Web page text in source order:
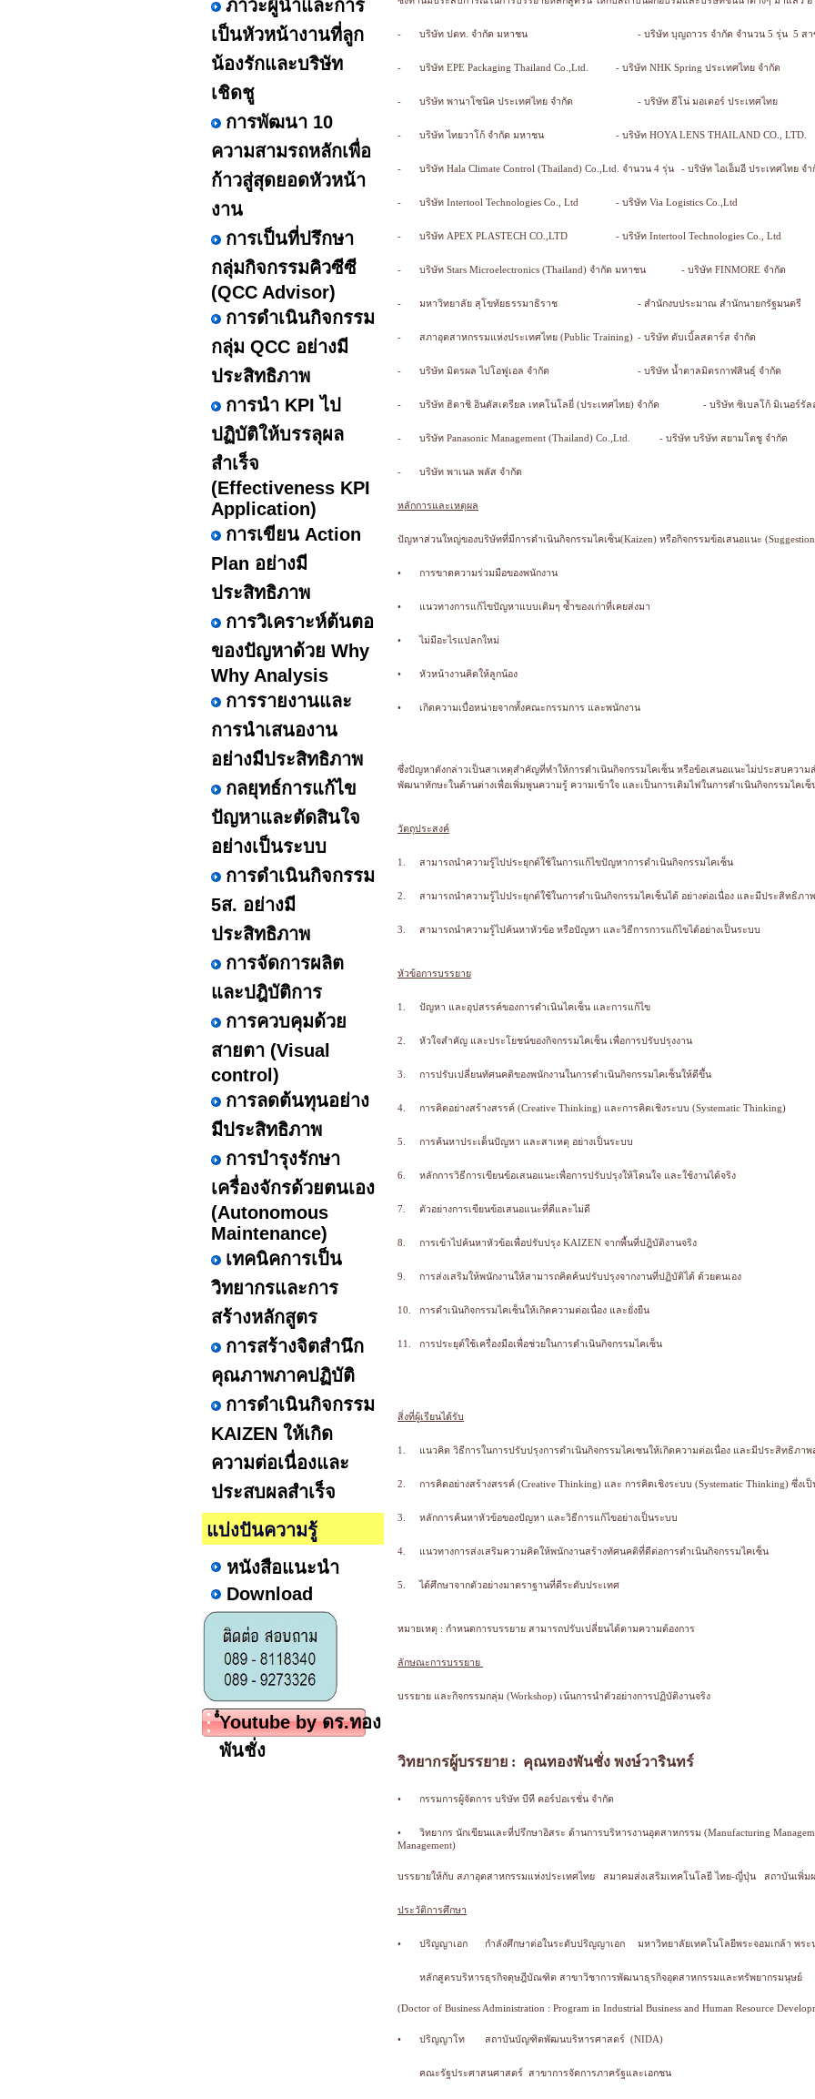
ภาวะผู้นำและการ
เป็นหัวหน้างานที่ลูก
น้องรักและบริษัท
เชิดชู
การพัฒนา 10
ความสามรถหลักเพื่อ
ก้าวสู่สุดยอดหัวหน้า
งาน
การเป็นที่ปรึกษา
กลุ่มกิจกรรมคิวซีซี
(QCC Advisor)
การดำเนินกิจกรรม
กลุ่ม QCC อย่างมี
ประสิทธิภาพ
การนำ KPI ไป
ปฏิบัติให้บรรลุผล
สำเร็จ
(Effectiveness KPI
Application)
การเขียน Action
Plan อย่างมี
ประสิทธิภาพ
การวิเคราะห์ต้นตอ
ของปัญหาด้วย Why
Why Analysis
การรายงานและ
การนำเสนองาน
อย่างมีประสิทธิภาพ
กลยุทธ์การแก้ไข
ปัญหาและตัดสินใจ
อย่างเป็นระบบ
การดำเนินกิจกรรม
5ส. อย่างมี
ประสิทธิภาพ
การจัดการผลิต
และปฎิบัติการ
การควบคุมด้วย
สายตา (Visual
control)
การลดต้นทุนอย่าง
มีประสิทธิภาพ
การบำรุงรักษา
เครื่องจักรด้วยตนเอง
(Autonomous
Maintenance)
เทคนิคการเป็น
วิทยากรและการ
สร้างหลักสูตร
การสร้างจิตสำนึก
คุณภาพภาคปฏิบัติ
การดำเนินกิจกรรม
KAIZEN ให้เกิด
ความต่อเนื่องและ
ประสบผลสำเร็จ
แบ่งปันความรู้
หนังสือแนะนำ
Download
ํํYoutube by ดร.ทอง
พันชั่ง
- บริษัท ปตท. จำกัด มหาชน - บริษัท บุญถาวร จำกัด จำนวน 5 รุ่น 5 สา
- บริษัท EPE Packaging Thailand Co.,Ltd. - บริษัท NHK Spring ประเทศไทย จำกัด
- บริษัท พานาโซนิค ประเทศไทย จำกัด - บริษัท ฮีโน่ มอเตอร์ ประเทศไทย
- บริษัท ไทยวาโก้ จำกัด มหาชน - บริษัท HOYA LENS THAILAND CO., LTD.
- บริษัท Hala Climate Control (Thailand) Co.,Ltd. จำนวน 4 รุ่น - บริษัท ไอเอ็มอี ประเทศไทย จำ
- บริษัท Intertool Technologies Co., Ltd - บริษัท Via Logistics Co.,Ltd
- บริษัท APEX PLASTECH CO.,LTD - บริษัท Intertool Technologies Co., Ltd
- บริษัท Stars Microelectronics (Thailand) จำกัด มหาชน - บริษัท FINMORE จำกัด
- มหาวิทยาลัย สุโขทัยธรรมาธิราช - สำนักงบประมาณ สำนักนายกรัฐมนตรี
- สภาอุตสาหกรรมแห่งประเทศไทย (Public Training) - บริษัท ดับเบิ้ลสตาร์ส จำกัด
- บริษัท มิตรผล ไปโอฟูเอล จำกัด - บริษัท น้ำตาลมิตรกาฬสินธุ์ จำกัด
- บริษัท ฮิตาชิ อินดัสเตรียล เทคโนโลยี่ (ประเทศไทย) จำกัด - บริษัท ซิเบลโก้ มิเนอร์รัล
- บริษัท Panasonic Management (Thailand) Co.,Ltd. - บริษัท บริษัท สยามโตชู จำกัด
- บริษัท พาเนล พลัส จำกัด
หลักการและเหตุผล
ปัญหาส่วนใหญ่ของบริษัทที่มีการดำเนินกิจกรรมไคเซ็น(Kaizen) หรือกิจกรรมข้อเสนอแนะ
• การขาดความร่วมมือของพนักงาน
• แนวทางการแก้ไขปัญหาแบบเดิมๆ ซ้ำของเก่าที่เคยส่งมา
• ไม่มีอะไรแปลกใหม่
• หัวหน้างานคิดให้ลูกน้อง
• เกิดความเบื่อหน่ายจากทั้งคณะกรรมการ และพนักงาน
ซึ่งปัญหาดังกล่าวเป็นสาเหตุสำคัญที่ทำให้การดำเนินกิจกรรมไคเซ็น หรือข้อเสนอแนะไม่ประสบความส
พัฒนาทักษะในด้านต่างเพื่อเพิ่มพูนความรู้ ความเข้าใจ และเป็นการเติมไฟในการดำเนินกิจกรรมไคเซ็
วัตถุประสงค์
1. สามารถนำความรู้ไปประยุกต์ใช้ในการแก้ไขปัญหาการดำเนินกิจกรรมไคเซ็น
2. สามารถนำความรู้ไปประยุกต์ใช้ในการดำเนินกิจกรรมไคเซ็นได้ อย่างต่อเนื่อง และมีประสิทธิภา
3. สามารถนำความรู้ไปค้นหาหัวข้อ หรือปัญหา และวิธีการการแก้ไขได้อย่างเป็นระบบ
หัวข้อการบรรยาย
1. ปัญหา และอุปสรรค์ของการดำเนินไคเซ็น และการแก้ไข
2. หัวใจสำคัญ และประโยชน์ของกิจกรรมไคเซ็น เพื่อการปรับปรุงงาน
3. การปรับเปลี่ยนทัศนคติของพนักงานในการดำเนินกิจกรรมไคเซ็นให้ดีขึ้น
4. การคิดอย่างสร้างสรรค์ (Creative Thinking) และการคิดเชิงระบบ (Systematic Thinking)
5. การค้นหาประเด็นปัญหา และสาเหตุ อย่างเป็นระบบ
6. หลักการวิธีการเขียนข้อเสนอแนะเพื่อการปรับปรุงให้โดนใจ และใช้งานได้จริง
7. ตัวอย่างการเขียนข้อเสนอแนะที่ดีและไม่ดี
8. การเข้าไปค้นหาหัวข้อเพื่อปรับปรุง KAIZEN จากพื้นที่ปฎิบัติงานจริง
9. การส่งเสริมให้พนักงานให้สามารถคิดค้นปรับปรุงจากงานที่ปฏิบัติได้ ด้วยตนเอง
10. การดำเนินกิจกรรมไคเซ็นให้เกิดความต่อเนื่อง และยั่งยืน
11. การประยุต์ใช้เครื่องมือเพื่อช่วยในการดำเนินกิจกรรมไคเซ็น
สิ่งที่ผู้เรียนได้รับ
1. แนวคิด วิธีการในการปรับปรุงการดำเนินกิจกรรมไคเซนให้เกิดความต่อเนื่อง และมีประสิทธิภาพ
2. การคิดอย่างสร้างสรรค์ (Creative Thinking) และ การคิดเชิงระบบ (Systematic Thinking) ซึ่ง
3. หลักการค้นหาหัวข้อของปัญหา และวิธีการแก้ไขอย่างเป็นระบบ
4. แนวทางการส่งเสริมความคิดให้พนักงานสร้างทัศนคติที่ดีต่อการดำเนินกิจกรรมไคเซ็น
5. ได้ศึกษาจากตัวอย่างมาตราฐานที่ดีระดับประเทศ
หมายเหตุ : กำหนดการบรรยาย สามารถปรับเปลี่ยนได้ตามความต้องการ
ลักษณะการบรรยาย
บรรยาย และกิจกรรมกลุ่ม (Workshop) เน้นการนำตัวอย่างการปฏิบัติงานจริง
วิทยากรผู้บรรยาย : คุณทองพันชั่ง พงษ์วารินทร์
• กรรมการผู้จัดการ บริษัท บีที คอร์ปอเรชั่น จำกัด
•
วิทยากร นักเขียนและที่ปรึกษาอิสระ ด้านการบริหารงานอุตสาหกรรม (Manufacturing
Management)
บรรยายให้กับ สภาอุตสาหกรรมแห่งประเทศไทย สมาคมส่งเสริมเทคโนโลยี ไทย-ญี่ปุ่น สถาบันเพิ่
ประวัติการศึกษา
• ปริญญาเอก กำลังศึกษาต่อในระดับปริญญาเอก มหาวิทยาลัยเทคโนโลยีพระจอมเกล้า พระ
หลักสูตรบริหารธุรกิจดุษฎีบัณฑิต สาขาวิชาการพัฒนาธุรกิจอุตสาหกรรมและทรัพยากรมนุษย์
(Doctor of Business Administration : Program in Industrial Business and Human Resource
• ปริญญาโท สถาบันบัญฑิตพัฒนบริหารศาสตร์ (NIDA)
คณะรัฐประศาสนศาสตร์ สาขาการจัดการภาครัฐและเอกชน